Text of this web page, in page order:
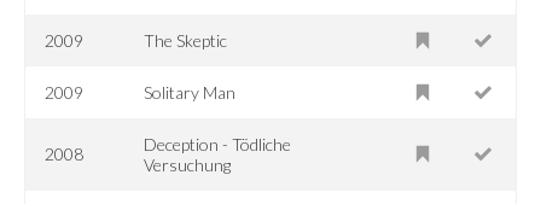
2009 The Skeptic
2009 Solitary Man
2008
Deception - Tödliche
Versuchung